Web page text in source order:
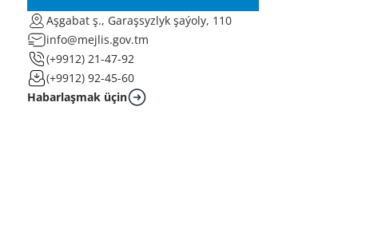
Aşgabat ş., Garaşsyzlyk şaýoly, 110
info@mejlis.gov.tm
(+9912) 21-47-92
(+9912) 92-45-60
Habarlaşmak üçin